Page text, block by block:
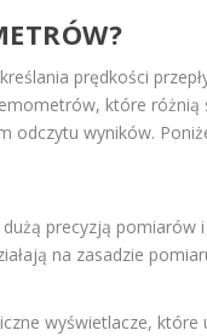
prędkości
które różnią
odczytu wyników.
dużą precyzją pomiarów
na zasadzie
wyświetlacze, które